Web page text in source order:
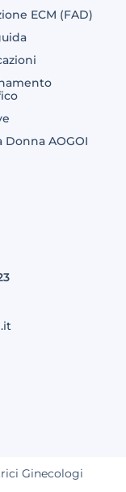
ECM (FAD)
Donna AOGOI
Ginecologi